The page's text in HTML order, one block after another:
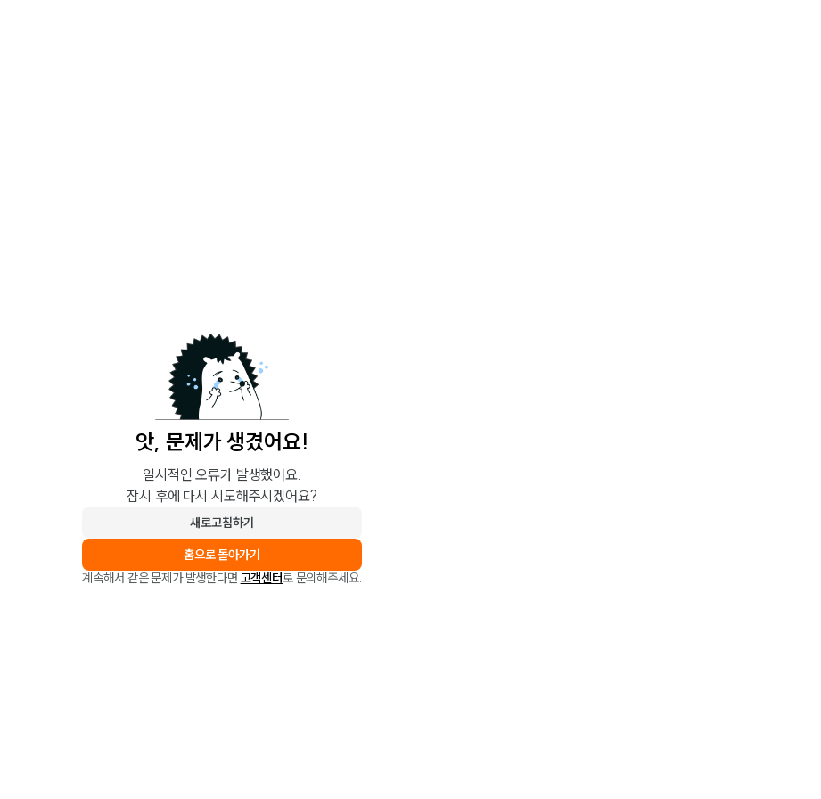
앗, 문제가 생겼어요!
일시적인 오류가 발생했어요.
잠시 후에 다시 시도해주시겠어요?
새로고침하기
홈으로 돌아가기
계속해서 같은 문제가 발생한다면 고객센터로 문의해주세요.